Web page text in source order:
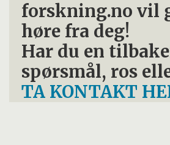
forskning.no vil
høre fra deg!
Har du en
spørsmål, ros
TA KONTAKT